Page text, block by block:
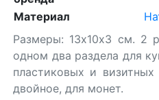
Материал
Размеры: 13х10х3 см. 2
одном два раздела для
пластиковых и
двойное, для монет.